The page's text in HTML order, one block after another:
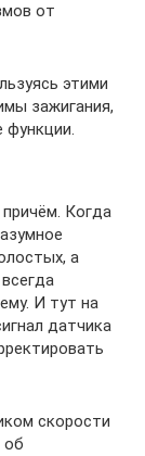
от
этими
зажигания,
функции.
Когда
а
И тут на
датчика
скорости
об